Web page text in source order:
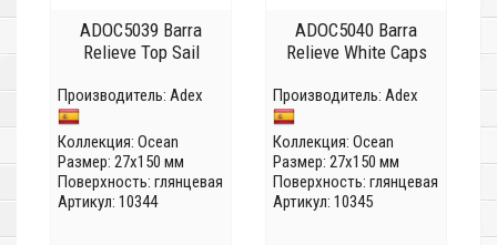
ADOC5039 Barra
Relieve Top Sail
Производитель: Adex
Коллекция: Ocean
Размер: 27x150 мм
Поверхность: глянцевая
Артикул: 10344
ADOC5040 Barra
Relieve White Caps
Производитель: Adex
Коллекция: Ocean
Размер: 27x150 мм
Поверхность: глянцевая
Артикул: 10345